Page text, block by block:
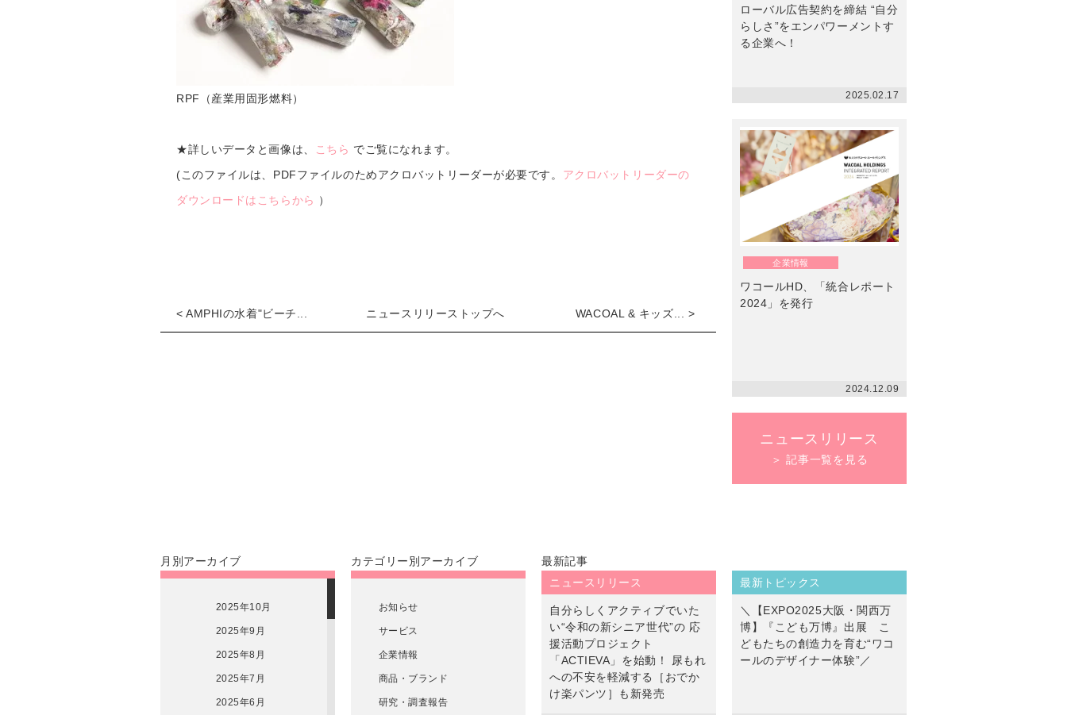
RPF（産業用固形燃料）
★詳しいデータと画像は、 こちら でご覧になれます。
(このファイルは、PDFファイルのためアクロバットリーダーが必要です。 アクロバットリーダーの
ダウンロードはこちらから ）
< AMPHIの水着"ビーチ... ニュースリリーストップへ WACOAL & キッズ... >
ローバル広告契約を締結 “自分
らしさ”をエンパワーメントす
る企業へ！
2025.02.17
企業情報
ワコールHD、「統合レポート
2024」を発行
2024.12.09
ニュースリリース
＞ 記事一覧を見る
月別アーカイブ
2025年10月
2025年9月
2025年8月
2025年7月
2025年6月
カテゴリー別アーカイブ
お知らせ
サービス
企業情報
商品・ブランド
研究・調査報告
最新記事
ニュースリリース
自分らしくアクティブでいた
い“令和の新シニア世代”の 応
援活動プロジェクト
「ACTIEVA」を始動！ 尿もれ
への不安を軽減する［おでか
け楽パンツ］も新発売
最新トピックス
＼【EXPO2025大阪・関西万
博】『こども万博』出展 こ
どもたちの創造力を育む“ワコ
ールのデザイナー体験”／